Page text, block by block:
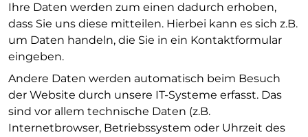
Ihre Daten werden zum einen dadurch erhoben,
dass Sie uns diese mitteilen. Hierbei kann es sich z.B.
um Daten handeln, die Sie in ein Kontaktformular
eingeben.
Andere Daten werden automatisch beim Besuch
der Website durch unsere IT-Systeme erfasst. Das
sind vor allem technische Daten (z.B.
Internetbrowser, Betriebssystem oder Uhrzeit des